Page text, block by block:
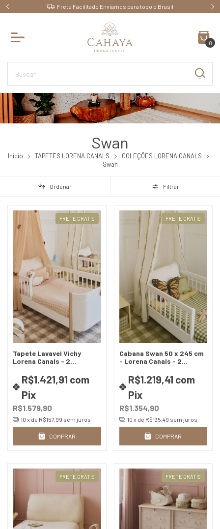
Ganhe 10% OFF pagando no PIX
0
Swan
Início TAPETES LORENA CANALS
COLEÇÕES LORENA CANALS
Swan
Ordenar Filtrar
FRETE GRÁTIS
Tapete Lavavel Vichy
Lorena Canals - 2
cores
R$1.579,90
R$1.421,91 com
Pix
10 x de R$157,99 sem juros
COMPRAR
FRETE GRÁTIS
Cabana Swan 50 x 245 cm
- Lorena Canals - 2
R$1.354,90
R$1.219,41 com
Pix
10 x de R$135,49 sem juros
COMPRAR
FRETE GRÁTIS FRETE GRÁTIS